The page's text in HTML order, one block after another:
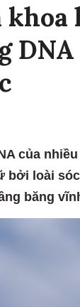
của
bởi loài
băng